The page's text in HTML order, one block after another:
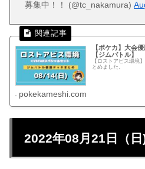
募集中！！ (@tc_nakamura)
【ポケカ】大会
【ジムバトル】
【ロストアビス環境
とめました。
pokekameshi.com
2022年08月21日（日